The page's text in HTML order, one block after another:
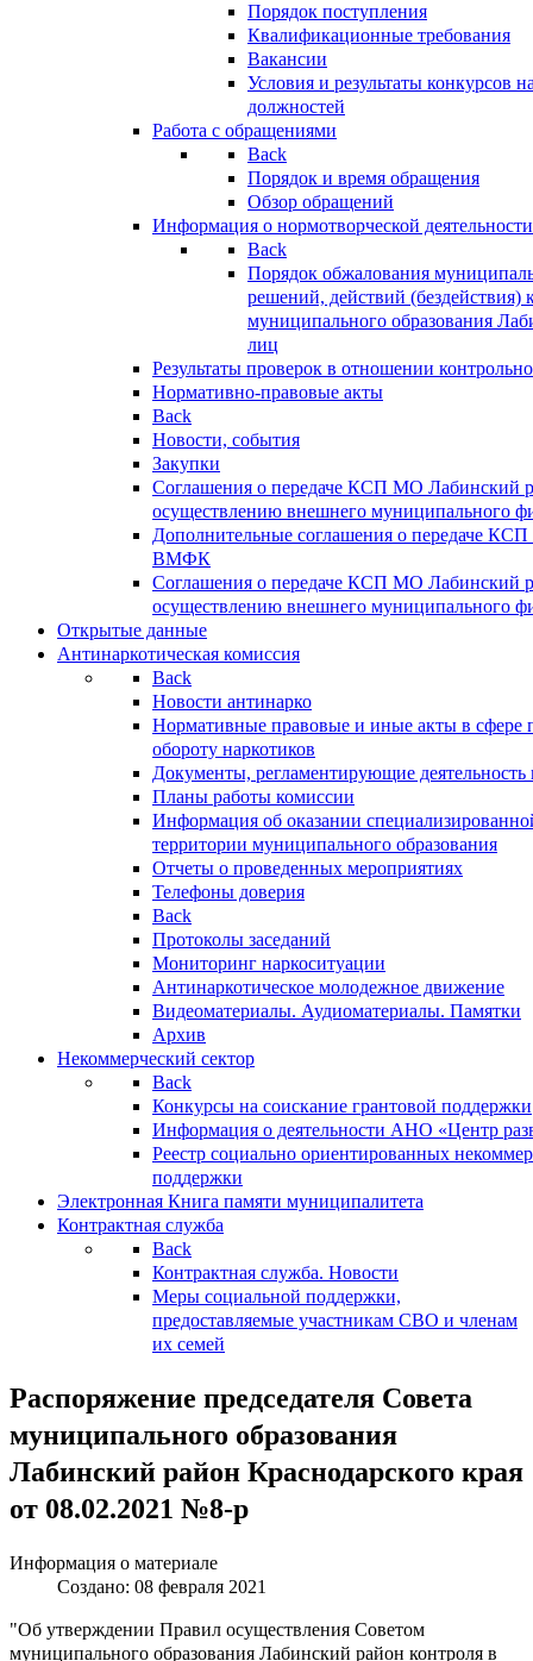
Порядок поступления
Квалификационные требования
Вакансии
Условия и результаты конкурсов
должностей
Работа с обращениями
Back
Порядок и время обращения
Обзор обращений
Информация о нормотворческой деятельности
Back
Порядок обжалования
решений, действий (бездействия)
муниципального образования
лиц
Результаты проверок в отношении
Нормативно-правовые акты
Back
Новости, события
Закупки
Соглашения о передаче КСП МО Лабинский
осуществлению внешнего муниципального
Дополнительные соглашения о передаче
ВМФК
Соглашения о передаче КСП МО Лабинский
осуществлению внешнего муниципального
Открытые данные
Антинаркотическая комиссия
Back
Новости антинарко
Нормативные правовые и иные акты в сфере
обороту наркотиков
Документы, регламентирующие деятельность
Планы работы комиссии
Информация об оказании
территории муниципального образования
Отчеты о проведенных мероприятиях
Телефоны доверия
Back
Протоколы заседаний
Мониторинг наркоситуации
Антинаркотическое молодежное движение
Видеоматериалы. Аудиоматериалы. Памятки
Архив
Некоммерческий сектор
Back
Конкурсы на соискание грантовой поддержки
Информация о деятельности АНО «Центр
Реестр социально ориентированных
поддержки
Электронная Книга памяти муниципалитета
Контрактная служба
Back
Контрактная служба. Новости
Меры социальной поддержки,
предоставляемые участникам СВО и членам
их семей
Распоряжение председателя Совета
муниципального образования
Лабинский район Краснодарского края
от 08.02.2021 №8-р
Информация о материале
Создано: 08 февраля 2021
"Об утверждении Правил осуществления Советом
муниципального образования Лабинский район контроля в